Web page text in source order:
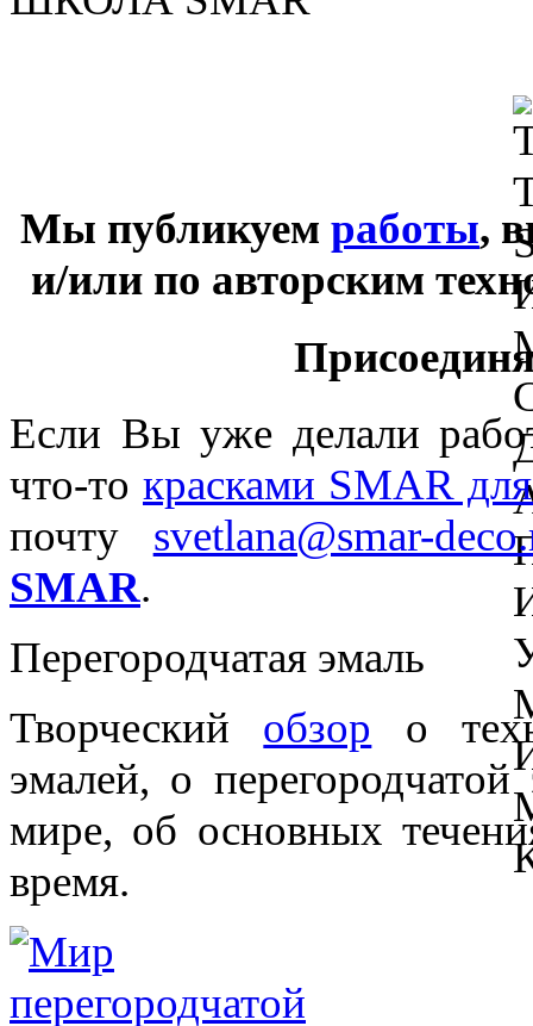
Мы публикуем работы,
и/или по авторским
Если Вы уже делали
что-то красками SMAR
почту svetlana@smar-
SMAR.
Перегородчатая эмаль
Творческий обзор о
эмалей, о
мире, об основных
время.